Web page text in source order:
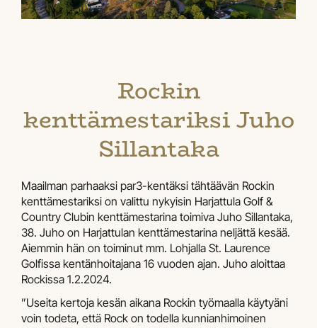
Rockin
kenttämestariksi Juho
Sillantaka
Maailman parhaaksi par3-kentäksi tähtäävän Rockin
kenttämestariksi on valittu nykyisin Harjattula Golf &
Country Clubin kenttämestarina toimiva Juho Sillantaka,
38. Juho on Harjattulan kenttämestarina neljättä kesää.
Aiemmin hän on toiminut mm. Lohjalla St. Laurence
Golfissa kentänhoitajana 16 vuoden ajan. Juho aloittaa
Rockissa 1.2.2024.
”Useita kertoja kesän aikana Rockin työmaalla käytyäni
voin todeta, että Rock on todella kunnianhimoinen